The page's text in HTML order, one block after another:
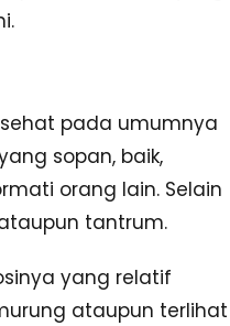
pada umumnya
sopan, baik,
orang lain. Selain
tantrum.
yang relatif
ataupun terlihat